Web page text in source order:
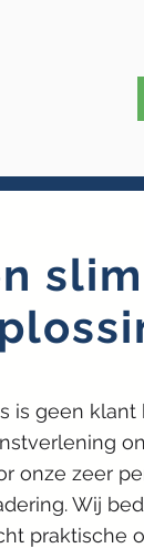
is geen klant
onze zeer
Wij
praktische